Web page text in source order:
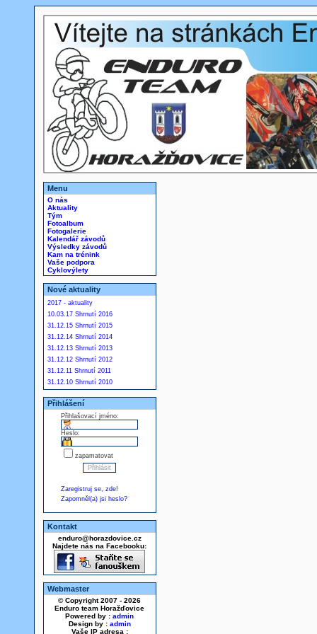
Menu
O nás
Aktuality
Tým
Fotoalbum
Fotogalerie
Kalendář závodů
Výsledky závodů
Kam na trénink
Vaše podpora
Cyklovýlety
Nové aktuality
2017 - aktuality
10.03.17 Shrnutí 2016
31.12.15 Shrnutí 2015
31.12.14 Shrnutí 2014
31.12.13 Shrnutí 2013
31.12.12 Shrnutí 2012
31.12.11 Shrnutí 2011
31.12.10 Shrnutí 2010
Přihlášení
Přihlašovací jméno:
Heslo:
zapamatovat
Zaregistruj se, zde!
Zapomněl(a) jsi heslo?
Kontakt
enduro@horazdovice.cz
Najdete nás na Facebooku:
Webmaster
© Copyright 2007 - 2026
Enduro team Horažďovice
Powered by : admin
Design by : admin
Vaše IP adresa :